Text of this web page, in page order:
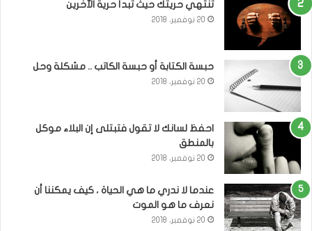
تنتهي حريتك حيث تبدأ حرية الآخرين
20 نوفمبر، 2018
حبسة الكتابة أو حبسة الكاتب .. مشكلة وحل
20 نوفمبر، 2018
احفظ لسانك لا تقول فتبتلى إن البلاء موكل
بالمنطق
20 نوفمبر، 2018
عندما لا ندري ما هي الحياة ، كيف يمكننا أن
نعرف ما هو الموت
20 نوفمبر، 2018